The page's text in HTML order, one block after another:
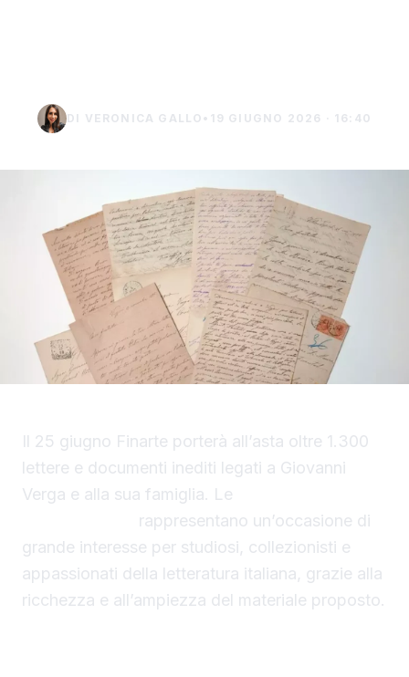
DI VERONICA GALLO • 19 GIUGNO 2026 · 16:40
Il 25 giugno Finarte porterà all’asta oltre 1.300
lettere e documenti inediti legati a Giovanni
Verga e alla sua famiglia. Le
rappresentano un’occasione di
grande interesse per studiosi, collezionisti e
appassionati della letteratura italiana, grazie alla
ricchezza e all’ampiezza del materiale proposto.